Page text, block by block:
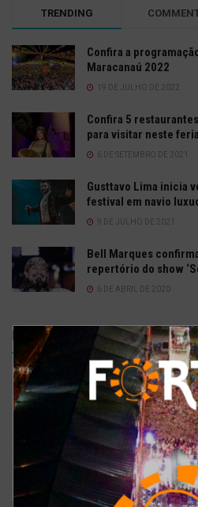
TRENDING
Confira a
Maracanaú 2022
19 DE JULHO DE 2022
Confira 5
para visitar neste
6 DE SETEMBRO DE 2021
Gusttavo Lima inicia
festival em navio
9 DE JULHO DE 2021
Bell Marques
repertório do show
6 DE ABRIL DE 2020
Enquetes
Como está o
Pode ser melhorado